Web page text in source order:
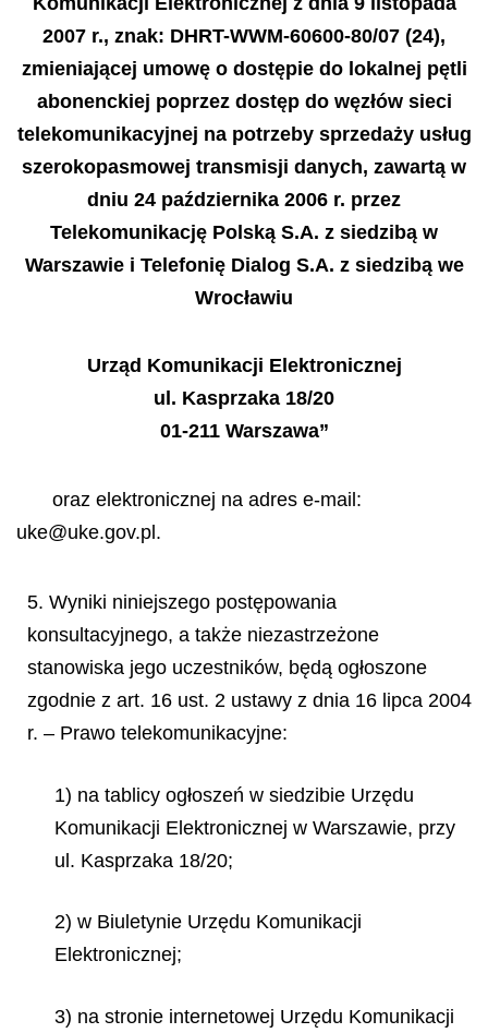
2007 r., znak: DHRT-WWM-60600-80/07 (24),
zmieniającej umowę o dostępie do lokalnej pętli
abonenckiej poprzez dostęp do węzłów sieci
telekomunikacyjnej na potrzeby sprzedaży usług
szerokopasmowej transmisji danych, zawartą w
dniu 24 października 2006 r. przez
Telekomunikację Polską S.A. z siedzibą w
Warszawie i Telefonię Dialog S.A. z siedzibą we
Wrocławiu
Urząd Komunikacji Elektronicznej
ul. Kasprzaka 18/20
01-211 Warszawa”
oraz elektronicznej na adres e-mail:
uke@uke.gov.pl.
5. Wyniki niniejszego postępowania
konsultacyjnego, a także niezastrzeżone
stanowiska jego uczestników, będą ogłoszone
zgodnie z art. 16 ust. 2 ustawy z dnia 16 lipca 2004
r. – Prawo telekomunikacyjne:
1) na tablicy ogłoszeń w siedzibie Urzędu
Komunikacji Elektronicznej w Warszawie, przy
ul. Kasprzaka 18/20;
2) w Biuletynie Urzędu Komunikacji
Elektronicznej;
3) na stronie internetowej Urzędu Komunikacji